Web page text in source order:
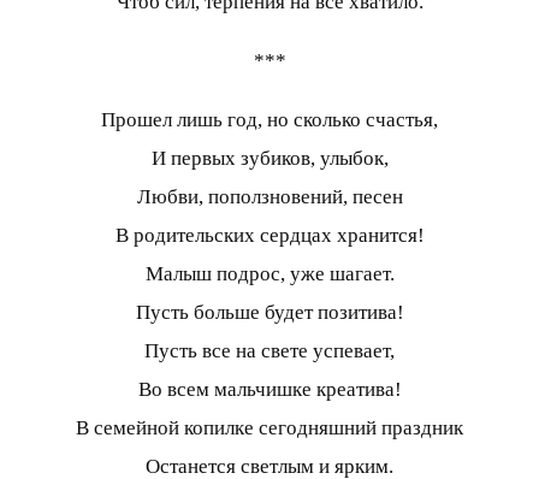
***
Прошел лишь год, но сколько счастья,
И первых зубиков, улыбок,
Любви, поползновений, песен
В родительских сердцах хранится!
Малыш подрос, уже шагает.
Пусть больше будет позитива!
Пусть все на свете успевает,
Во всем мальчишке креатива!
В семейной копилке сегодняшний праздник
Останется светлым и ярким.